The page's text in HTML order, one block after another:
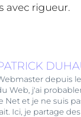
avec rigueur.
depuis
Web, j'ai
Net et je ne suis
Ici, je partage